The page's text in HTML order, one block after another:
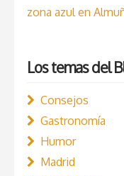
zona azul en
Los temas del
Consejos
Gastronomía
Humor
Madrid